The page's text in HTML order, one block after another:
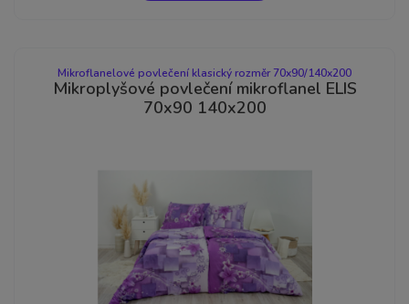
Mikroflanelové povlečení klasický rozměr 70x90/140x200
Mikroplyšové povlečení mikroflanel ELIS
70x90 140x200